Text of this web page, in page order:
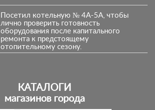
Посетил котельную № 4А-5А, чтобы
лично проверить готовность
оборудования после капитального
ремонта к предстоящему
отопительному сезону.
КАТАЛОГИ
магазинов города